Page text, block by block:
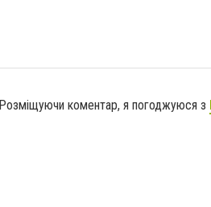
Розміщуючи коментар, я погоджуюся з